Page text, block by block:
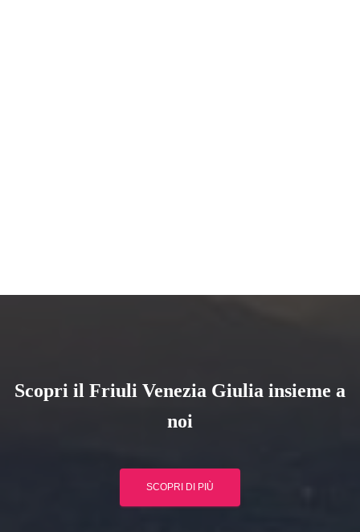
Scopri il Friuli Venezia Giulia insieme a
noi
SCOPRI DI PIÙ